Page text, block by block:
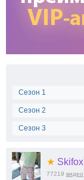
Сезон 1
Сезон 2
Сезон 3
★ Skifox
77219 видео